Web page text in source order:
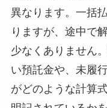
異なります。一括
りますが、途中で
少なくありません
い預託金や、未履
がどのような計算